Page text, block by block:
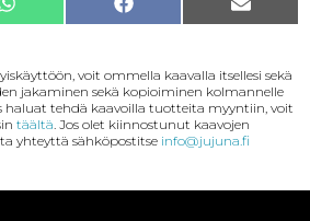
W
t
s
A
p
F
e
b
o
o
S
k
ö
t
voit ommella kaavalla itsellesi sekä
jakaminen sekä kopioiminen kolmannelle
haluat tehdä kaavoilla tuotteita myyntiin, voit
täältä . Jos olet kiinnostunut kaavojen
yhteyttä sähköpostitse info@jujuna.fi